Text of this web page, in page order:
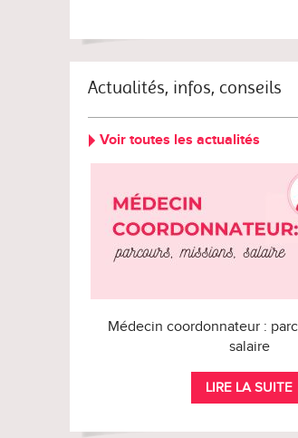
Actualités, infos, conseils
Voir toutes les actualités
Médecin coordonnateur :
salaire
LIRE LA SUITE